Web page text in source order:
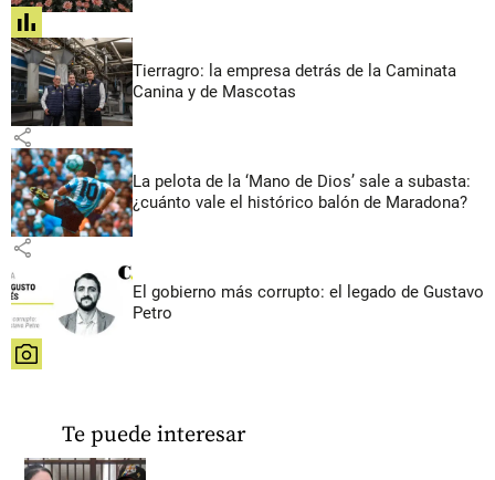
share
Tierragro: la empresa detrás de la Caminata
Canina y de Mascotas
share
La pelota de la ‘Mano de Dios’ sale a subasta:
¿cuánto vale el histórico balón de Maradona?
share
El gobierno más corrupto: el legado de Gustavo
Petro
share
Te puede interesar